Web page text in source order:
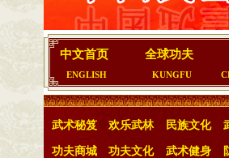
中文首页
ENGLISH
全球功夫
KUNGFU
武术秘笈 欢乐武林 民族文化
功夫商城 功夫文化 武术健身